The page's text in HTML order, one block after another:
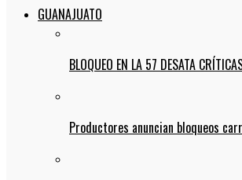
GUANAJUATO
BLOQUEO EN LA 57 DESATA
Productores anuncian bloqueos